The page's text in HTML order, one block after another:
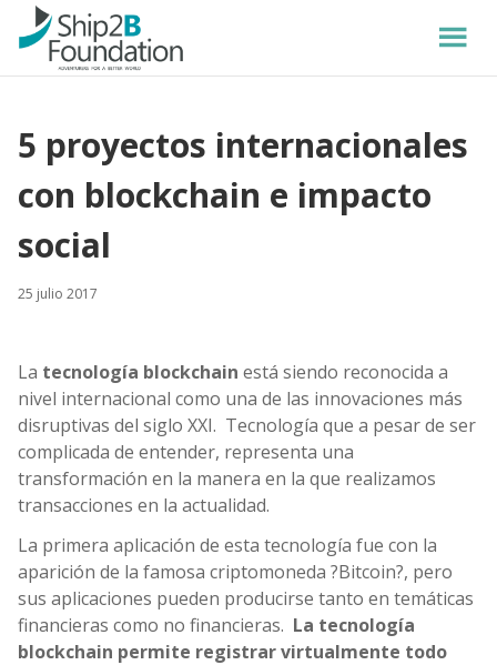
5 proyectos internacionales
con blockchain e impacto
social
25 julio 2017
La tecnología blockchain está siendo reconocida a
nivel internacional como una de las innovaciones más
disruptivas del siglo XXI. Tecnología que a pesar de ser
complicada de entender, representa una
transformación en la manera en la que realizamos
transacciones en la actualidad.
La primera aplicación de esta tecnología fue con la
aparición de la famosa criptomoneda ?Bitcoin?, pero
sus aplicaciones pueden producirse tanto en temáticas
financieras como no financieras. La tecnología
blockchain permite registrar virtualmente todo